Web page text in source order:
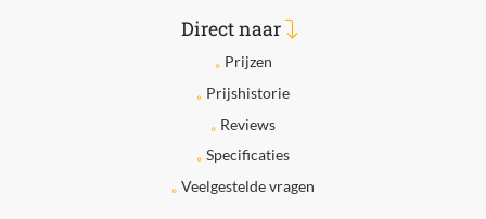
Direct naar
Prijzen
Prijshistorie
Reviews
Specificaties
Veelgestelde vragen